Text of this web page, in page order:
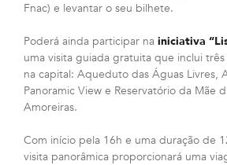
Fnac) e levantar o seu bilhete.
Poderá ainda participar na iniciativa
uma visita guiada gratuita que inclui
na capital: Aqueduto das Águas Livres,
Panoramic View e Reservatório da Mãe
Amoreiras.
Com início pela 16h e uma duração de
visita panorâmica proporcionará uma